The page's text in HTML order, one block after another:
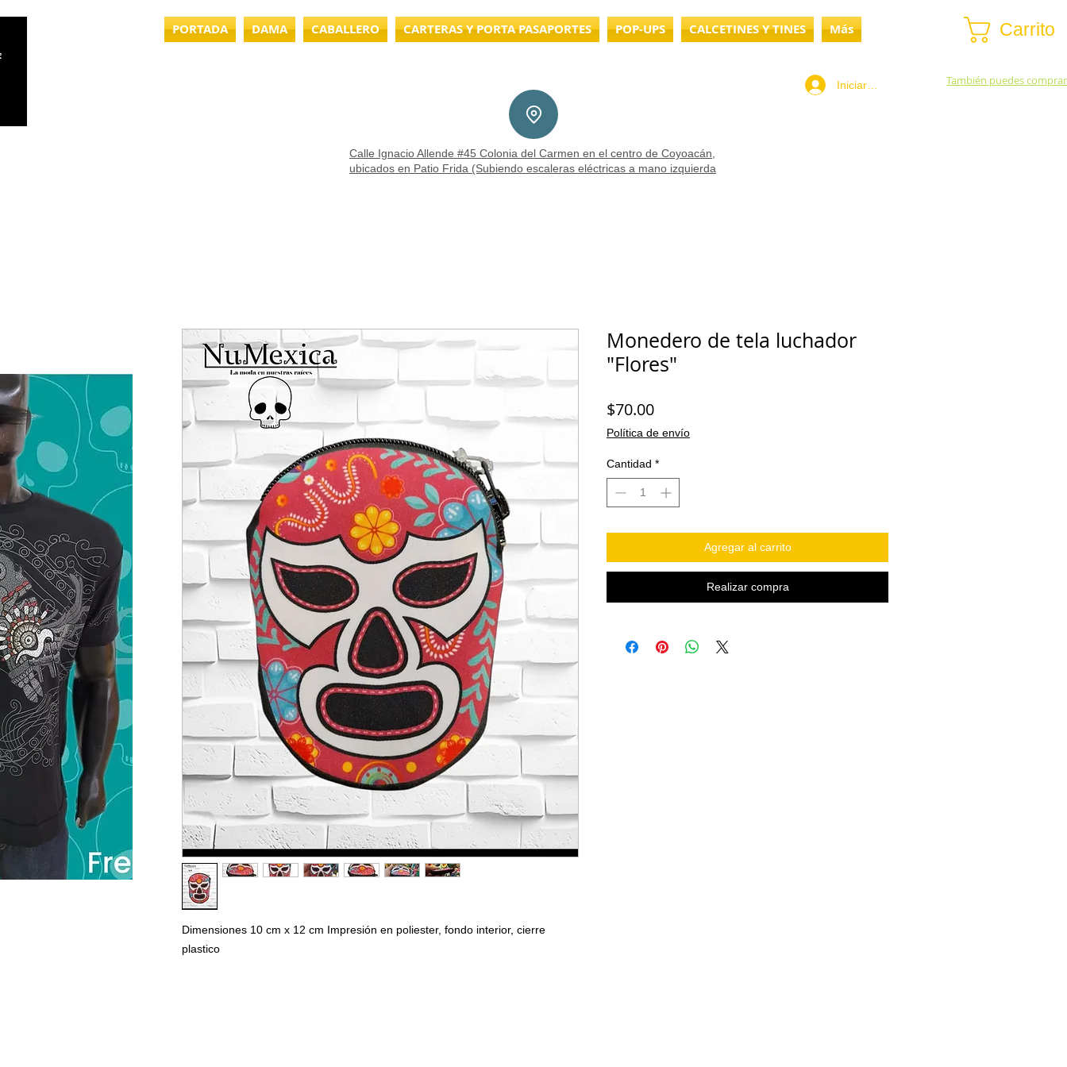
PORTADA DAMA CABALLERO CARTERAS Y PORTA PASAPORTES POP-UPS CALCETINES Y TINES Más
Iniciar sesión
Carrito
También puedes
Calle Ignacio Allende #45 Colonia del Carmen en el centro de Coyoacán,
ubicados en Patio Frida (Subiendo escaleras eléctricas a mano izquierda
Dimensiones 10 cm x 12 cm Impresión en poliester, fondo interior, cierre
plastico
Monedero de tela luchador
"Flores"
$70.00Precio
Política de envío
Cantidad *
Agregar al carrito
Realizar compra